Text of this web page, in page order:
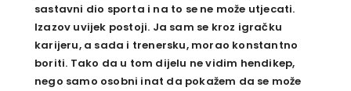
sastavni dio sporta i na to se ne može utjecati.
Izazov uvijek postoji. Ja sam se kroz igračku
karijeru, a sada i trenersku, morao konstantno
boriti. Tako da u tom dijelu ne vidim hendikep,
nego samo osobni inat da pokažem da se može